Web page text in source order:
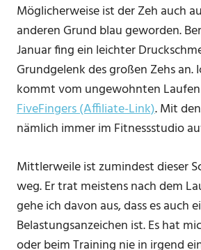
Möglicherweise ist der Zeh auch
anderen Grund blau geworden.
Januar fing ein leichter
Grundgelenk des großen Zehs an.
kommt vom ungewohnten
FiveFingers (Affiliate-Link). Mit
nämlich immer im Fitnessstudio
Mittlerweile ist zumindest dieser
weg. Er trat meistens nach dem
gehe ich davon aus, dass es auch
Belastungsanzeichen ist. Es hat
oder beim Training nie in irgend